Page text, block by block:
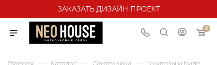
ЗАКАЗАТЬ ДИЗАЙН ПРОЕКТ
0
Главная Каталог Сантехника Унитазы и биде